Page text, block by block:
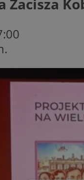
Zacisza